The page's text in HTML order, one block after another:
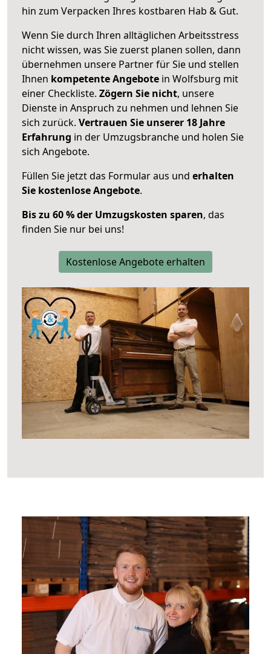
hin zum Verpacken Ihres kostbaren Hab & Gut.
Wenn Sie durch Ihren alltäglichen Arbeitsstress
nicht wissen, was Sie zuerst planen sollen, dann
übernehmen unsere Partner für Sie und stellen
Ihnen kompetente Angebote in Wolfsburg mit
einer Checkliste. Zögern Sie nicht, unsere
Dienste in Anspruch zu nehmen und lehnen Sie
sich zurück. Vertrauen Sie unserer 18 Jahre
Erfahrung in der Umzugsbranche und holen Sie
sich Angebote.
Füllen Sie jetzt das Formular aus und erhalten
Sie kostenlose Angebote.
Bis zu 60 % der Umzugskosten sparen, das
finden Sie nur bei uns!
Kostenlose Angebote erhalten